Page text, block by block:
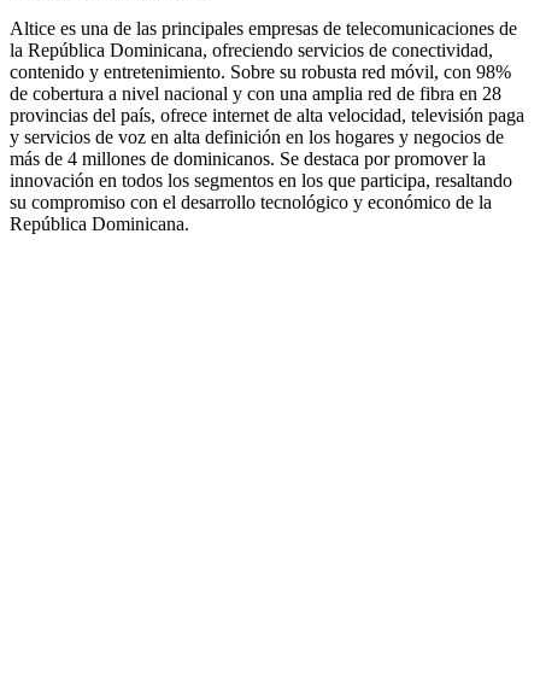
Altice es una de las principales empresas de telecomunicaciones de
la República Dominicana, ofreciendo servicios de conectividad,
contenido y entretenimiento. Sobre su robusta red móvil, con 98%
de cobertura a nivel nacional y con una amplia red de fibra en 28
provincias del país, ofrece internet de alta velocidad, televisión paga
y servicios de voz en alta definición en los hogares y negocios de
más de 4 millones de dominicanos. Se destaca por promover la
innovación en todos los segmentos en los que participa, resaltando
su compromiso con el desarrollo tecnológico y económico de la
República Dominicana.